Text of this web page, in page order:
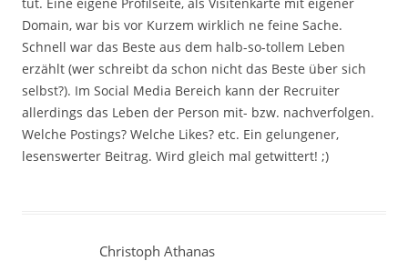
tut. Eine eigene Profilseite, als Visitenkarte mit eigener
Domain, war bis vor Kurzem wirklich ne feine Sache.
Schnell war das Beste aus dem halb-so-tollem Leben
erzählt (wer schreibt da schon nicht das Beste über sich
selbst?). Im Social Media Bereich kann der Recruiter
allerdings das Leben der Person mit- bzw. nachverfolgen.
Welche Postings? Welche Likes? etc. Ein gelungener,
lesenswerter Beitrag. Wird gleich mal getwittert! ;)
Christoph Athanas